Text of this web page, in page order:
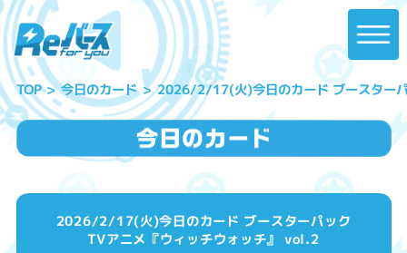
TOP 今日のカード 2026/2/17(火)今日のカード ブースター
2026/2/17(火)今日のカード ブースターパック
TVアニメ『ウィッチウォッチ』 vol.2